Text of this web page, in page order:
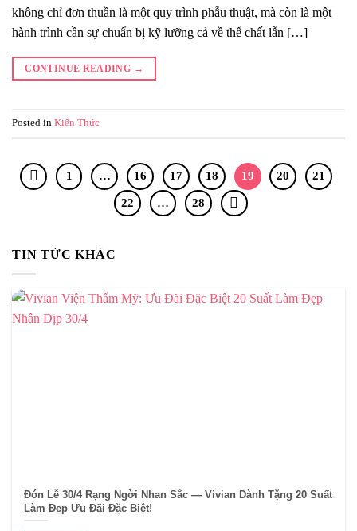
không chỉ đơn thuần là một quy trình phẫu thuật, mà còn là một
hành trình cần sự chuẩn bị kỹ lưỡng cả về thể chất lẫn […]
CONTINUE READING →
Posted in Kiến Thức
1 … 16 17 18 19 20 21
22 … 28
TIN TỨC KHÁC
Đón Lễ 30/4 Rạng Ngời Nhan Sắc — Vivian Dành Tặng 20 Suất
Làm Đẹp Ưu Đãi Đặc Biệt!